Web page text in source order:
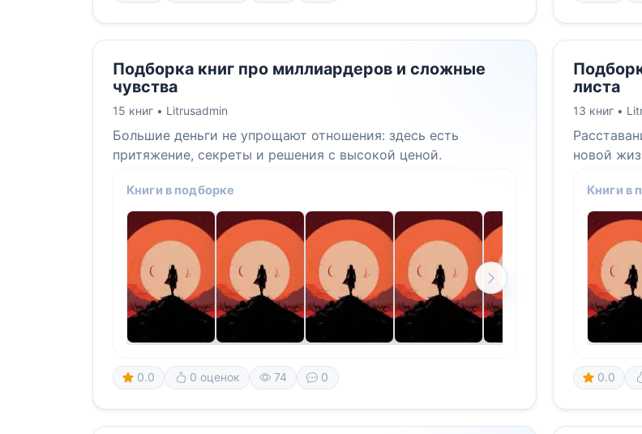
Подборка книг про миллиардеров и сложные
чувства
15 книг • Litrusadmin
Большие деньги не упрощают отношения: здесь есть
притяжение, секреты и решения с высокой ценой.
Книги в подборке
0.0 0 оценок 74 0
листа
13 книг •
новой
Книги в
0.0